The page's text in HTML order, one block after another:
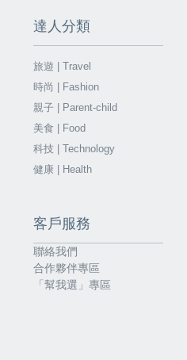
達人分類
旅遊 | Travel
時尚 | Fashion
親子 | Parent-child
美食 | Food
科技 | Technology
健康 | Health
客戶服務
聯絡我們
合作夥伴專區
「幫我選」專區